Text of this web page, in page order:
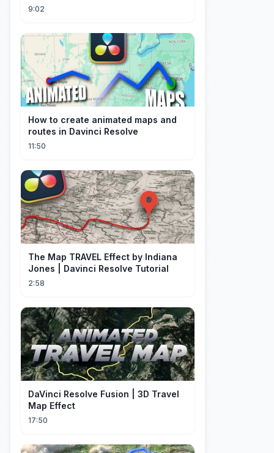
por "60 Minutos" de TVN Chile
9:02
How to create animated maps and
routes in Davinci Resolve
11:50
The Map TRAVEL Effect by Indiana
Jones | Davinci Resolve Tutorial
2:58
DaVinci Resolve Fusion | 3D Travel
Map Effect
17:50